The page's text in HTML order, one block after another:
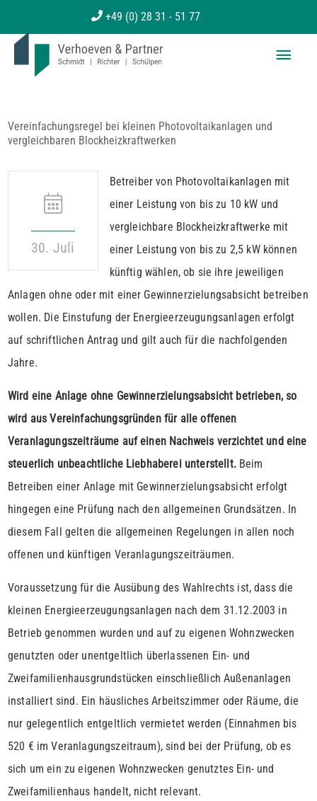
Inhalt
+49 (0) 28 31 - 51 77
Vereinfachungsregel bei kleinen Photovoltaikanlagen und
vergleichbaren Blockheizkraftwerken
30. Juli
Betreiber von Photovoltaikanlagen mit
einer Leistung von bis zu 10 kW und
vergleichbare Blockheizkraftwerke mit
einer Leistung von bis zu 2,5 kW können
künftig wählen, ob sie ihre jeweiligen
Anlagen ohne oder mit einer Gewinnerzielungsabsicht betreiben
wollen. Die Einstufung der Energieerzeugungsanlagen erfolgt
auf schriftlichen Antrag und gilt auch für die nachfolgenden
Jahre.
Wird eine Anlage ohne Gewinnerzielungsabsicht betrieben, so
wird aus Vereinfachungsgründen für alle offenen
Veranlagungszeiträume auf einen Nachweis verzichtet und eine
steuerlich unbeachtliche Liebhaberei unterstellt. Beim
Betreiben einer Anlage mit Gewinnerzielungsabsicht erfolgt
hingegen eine Prüfung nach den allgemeinen Grundsätzen. In
diesem Fall gelten die allgemeinen Regelungen in allen noch
offenen und künftigen Veranlagungszeiträumen.
Voraussetzung für die Ausübung des Wahlrechts ist, dass die
kleinen Energieerzeugungsanlagen nach dem 31.12.2003 in
Betrieb genommen wurden und auf zu eigenen Wohnzwecken
genutzten oder unentgeltlich überlassenen Ein- und
Zweifamilienhausgrundstücken einschließlich Außenanlagen
installiert sind. Ein häusliches Arbeitszimmer oder Räume, die
nur gelegentlich entgeltlich vermietet werden (Einnahmen bis
520 € im Veranlagungszeitraum), sind bei der Prüfung, ob es
sich um ein zu eigenen Wohnzwecken genutztes Ein- und
Zweifamilienhaus handelt, nicht relevant.